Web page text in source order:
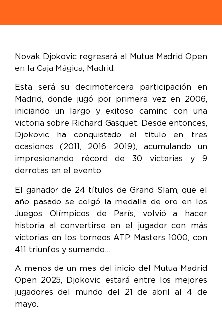
Novak Djokovic regresará al Mutua Madrid Open
en la Caja Mágica, Madrid.
Esta será su decimotercera participación en
Madrid, donde jugó por primera vez en 2006,
iniciando un largo y exitoso camino con una
victoria sobre Richard Gasquet. Desde entonces,
Djokovic ha conquistado el título en tres
ocasiones (2011, 2016, 2019), acumulando un
impresionando récord de 30 victorias y 9
derrotas en el evento.
El ganador de 24 títulos de Grand Slam, que el
año pasado se colgó la medalla de oro en los
Juegos Olímpicos de París, volvió a hacer
historia al convertirse en el jugador con más
victorias en los torneos ATP Masters 1000, con
411 triunfos y sumando…
A menos de un mes del inicio del Mutua Madrid
Open 2025, Djokovic estará entre los mejores
jugadores del mundo del 21 de abril al 4 de
mayo.